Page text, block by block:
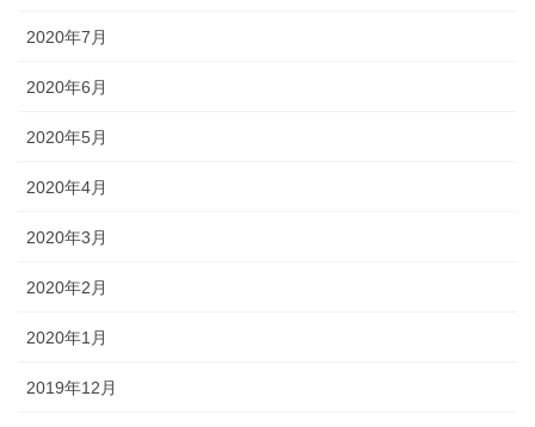
2020年7月
2020年6月
2020年5月
2020年4月
2020年3月
2020年2月
2020年1月
2019年12月